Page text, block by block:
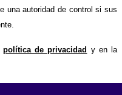
una autoridad de control si sus
política de privacidad y en la